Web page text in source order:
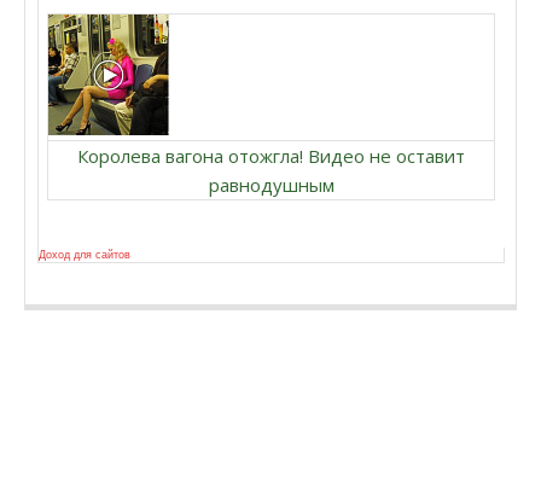
Королева вагона отожгла! Видео не оставит
равнодушным
Доход для сайтов